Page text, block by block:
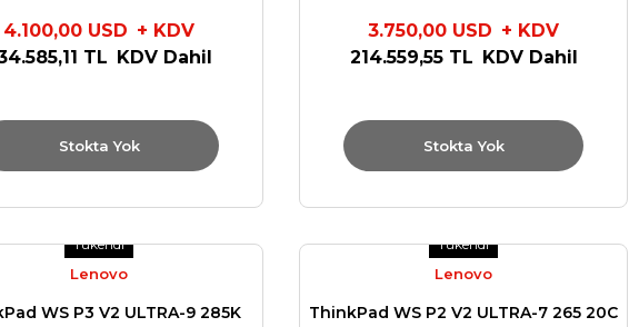
4.100,00 USD + KDV
TL KDV Dahil
Stokta Yok
3.750,00 USD + KDV
214.559,55 TL KDV Dahil
Stokta Yok
Tükendi
Lenovo
WS P3 V2 ULTRA-9 285K
Tükendi
Lenovo
ThinkPad WS P2 V2 ULTRA-7 265 20C